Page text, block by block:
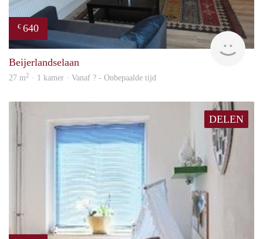
€ 640
Beijerlandselaan
27 m2 · 1 kamer · Vanaf ? - Onbepaalde tijd
DELEN